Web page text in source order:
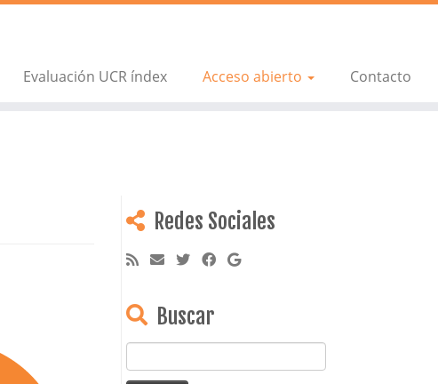
Evaluación UCR índex Acceso abierto Contacto
Redes Sociales
Buscar
Buscar: